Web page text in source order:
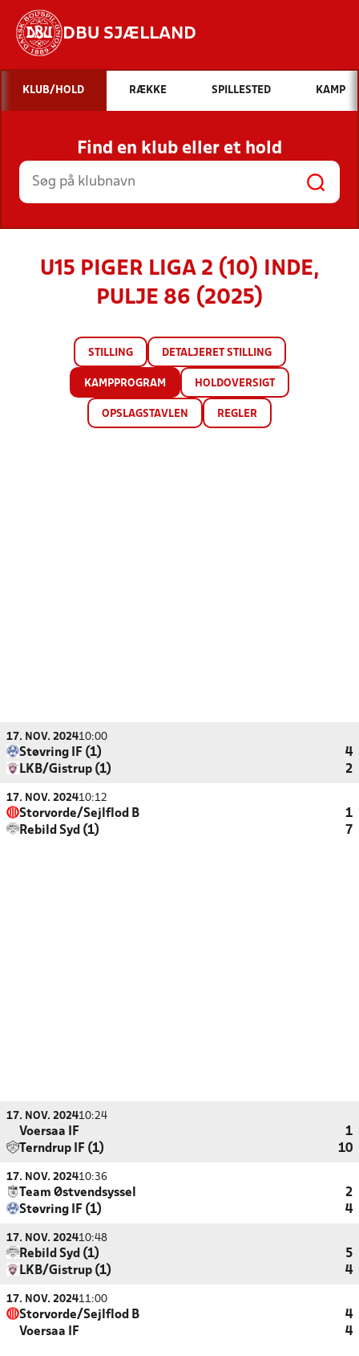
DBU SJÆLLAND
Hvad vil du søge efter?
INDHOLD OG NYHEDER
STILLINGER, RESULTATER, KLUBBER OG
HOLD
KLUB/HOLD RÆKKE SPILLESTED KAMP
Find en klub eller et hold
U15 PIGER LIGA 2 (10) INDE,
PULJE 86 (2025)
STILLING DETALJERET STILLING
KAMPPROGRAM HOLDOVERSIGT
OPSLAGSTAVLEN REGLER
17. NOV. 202410:00
Støvring IF (1)
4
LKB/Gistrup (1)
2
17. NOV. 202410:12
Storvorde/Sejlflod B
1
Rebild Syd (1)
7
17. NOV. 202410:24
Voersaa IF
1
Terndrup IF (1)
10
17. NOV. 202410:36
Team Østvendsyssel
2
Støvring IF (1)
4
17. NOV. 202410:48
Rebild Syd (1)
5
LKB/Gistrup (1)
4
17. NOV. 202411:00
Storvorde/Sejlflod B
4
Voersaa IF
4